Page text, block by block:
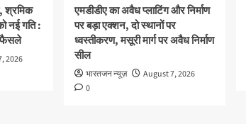
श्रमिक
नई गति :
फैसले
2026
एमडीडीए का अवैध प्लाटिंग और निर्माण
पर बड़ा एक्शन, दो स्थानों पर
ध्वस्तीकरण, मसूरी मार्ग पर अवैध निर्माण
सील
भारतजन न्यूज़
August 7, 2026
0